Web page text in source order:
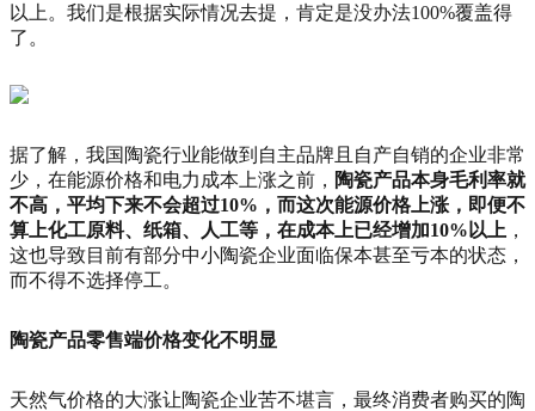
以上。 我们是根据实际情况去提，肯定是没办法100%覆盖得
了。
据了解，我国陶瓷行业能做到自主品牌且自产自销的企业非常
少，在能源价格和电力成本上涨之前， 陶瓷产品本身毛利率就
不高，平均下来不会超过10% ，而这次能源价格上涨，即便不
算上化工原料、纸箱、人工等，在成本上已经增加10%以上 ，
这也导致目前有部分中小陶瓷企业面临保本甚至亏本的状态，
而不得不选择停工。
陶瓷产品零售端价格变化不明显
天然气价格的大涨让陶瓷企业苦不堪言，最终消费者购买的陶